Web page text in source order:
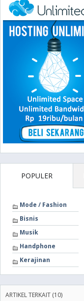
POPULER
Mode / Fashion
Bisnis
Musik
Handphone
Kerajinan
ARTIKEL TERKAIT (10)